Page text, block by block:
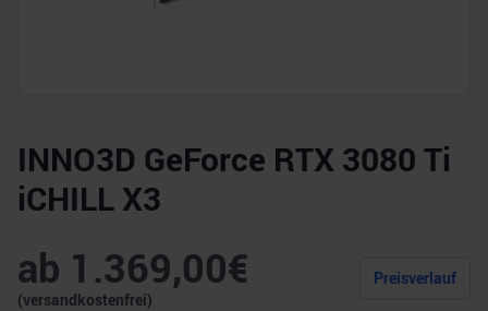
INNO3D GeForce RTX 3080 Ti
iCHILL X3
ab 1.369,00€
(versandkostenfrei)
Preisverlauf